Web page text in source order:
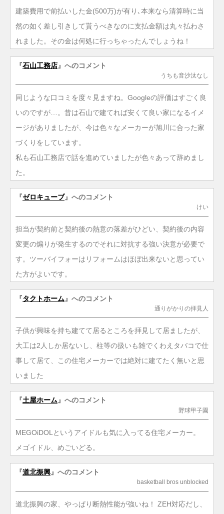
建築費用で前払いした金(500万)が有り､本来なら清算時に当
然の如く差し引きして貰うべきなのに支払金額は丸々払わさ
れました。その金は何処に行っちゃったんでしょうね！
『石山工務店 』へのコメント
うちも音沙汰なし
同じような口コミを度々見ますね。Googleの評価はすごく良
いのですが…。昔は石山で建てれば安くて良い家になるイメ
ージがありましたが、今は色々なメーカーが旭川に合った家
づくりをしています。
私も石山工務店で話を進めていましたが色々あって辞めまし
た。
『ゼロキューブ』へのコメント
けい
担当が契約前と契約後の熱意の落差がひどい、契約後の内容
変更の煽りが発生するのでそれに対抗する強い決意が必要で
す。ツーバイフォーはリフォームはほぼ出来ないと思ってい
た方がよいです。
『タクトホーム 』へのコメント
通りがかりの拝見人
子供が興味を持ち建てて居るところを拝見して居ましたが、
大工は2人しか居ないし、柱等の扱いも雑でくわえタバコで仕
事して居て、この住宅メーカーでは絶対に建てたく無いと思
いました
『土屋ホーム』へのコメント
野球甲子園
MEGOiDOLというアイドルも気に入ってる住宅メーカー。
メゴイドル、めごいどる。
『道北振興 』へのコメント
basketball bros unblocked
道北振興の家、やっぱり断熱性能が強いね！ ZEH対応だし、